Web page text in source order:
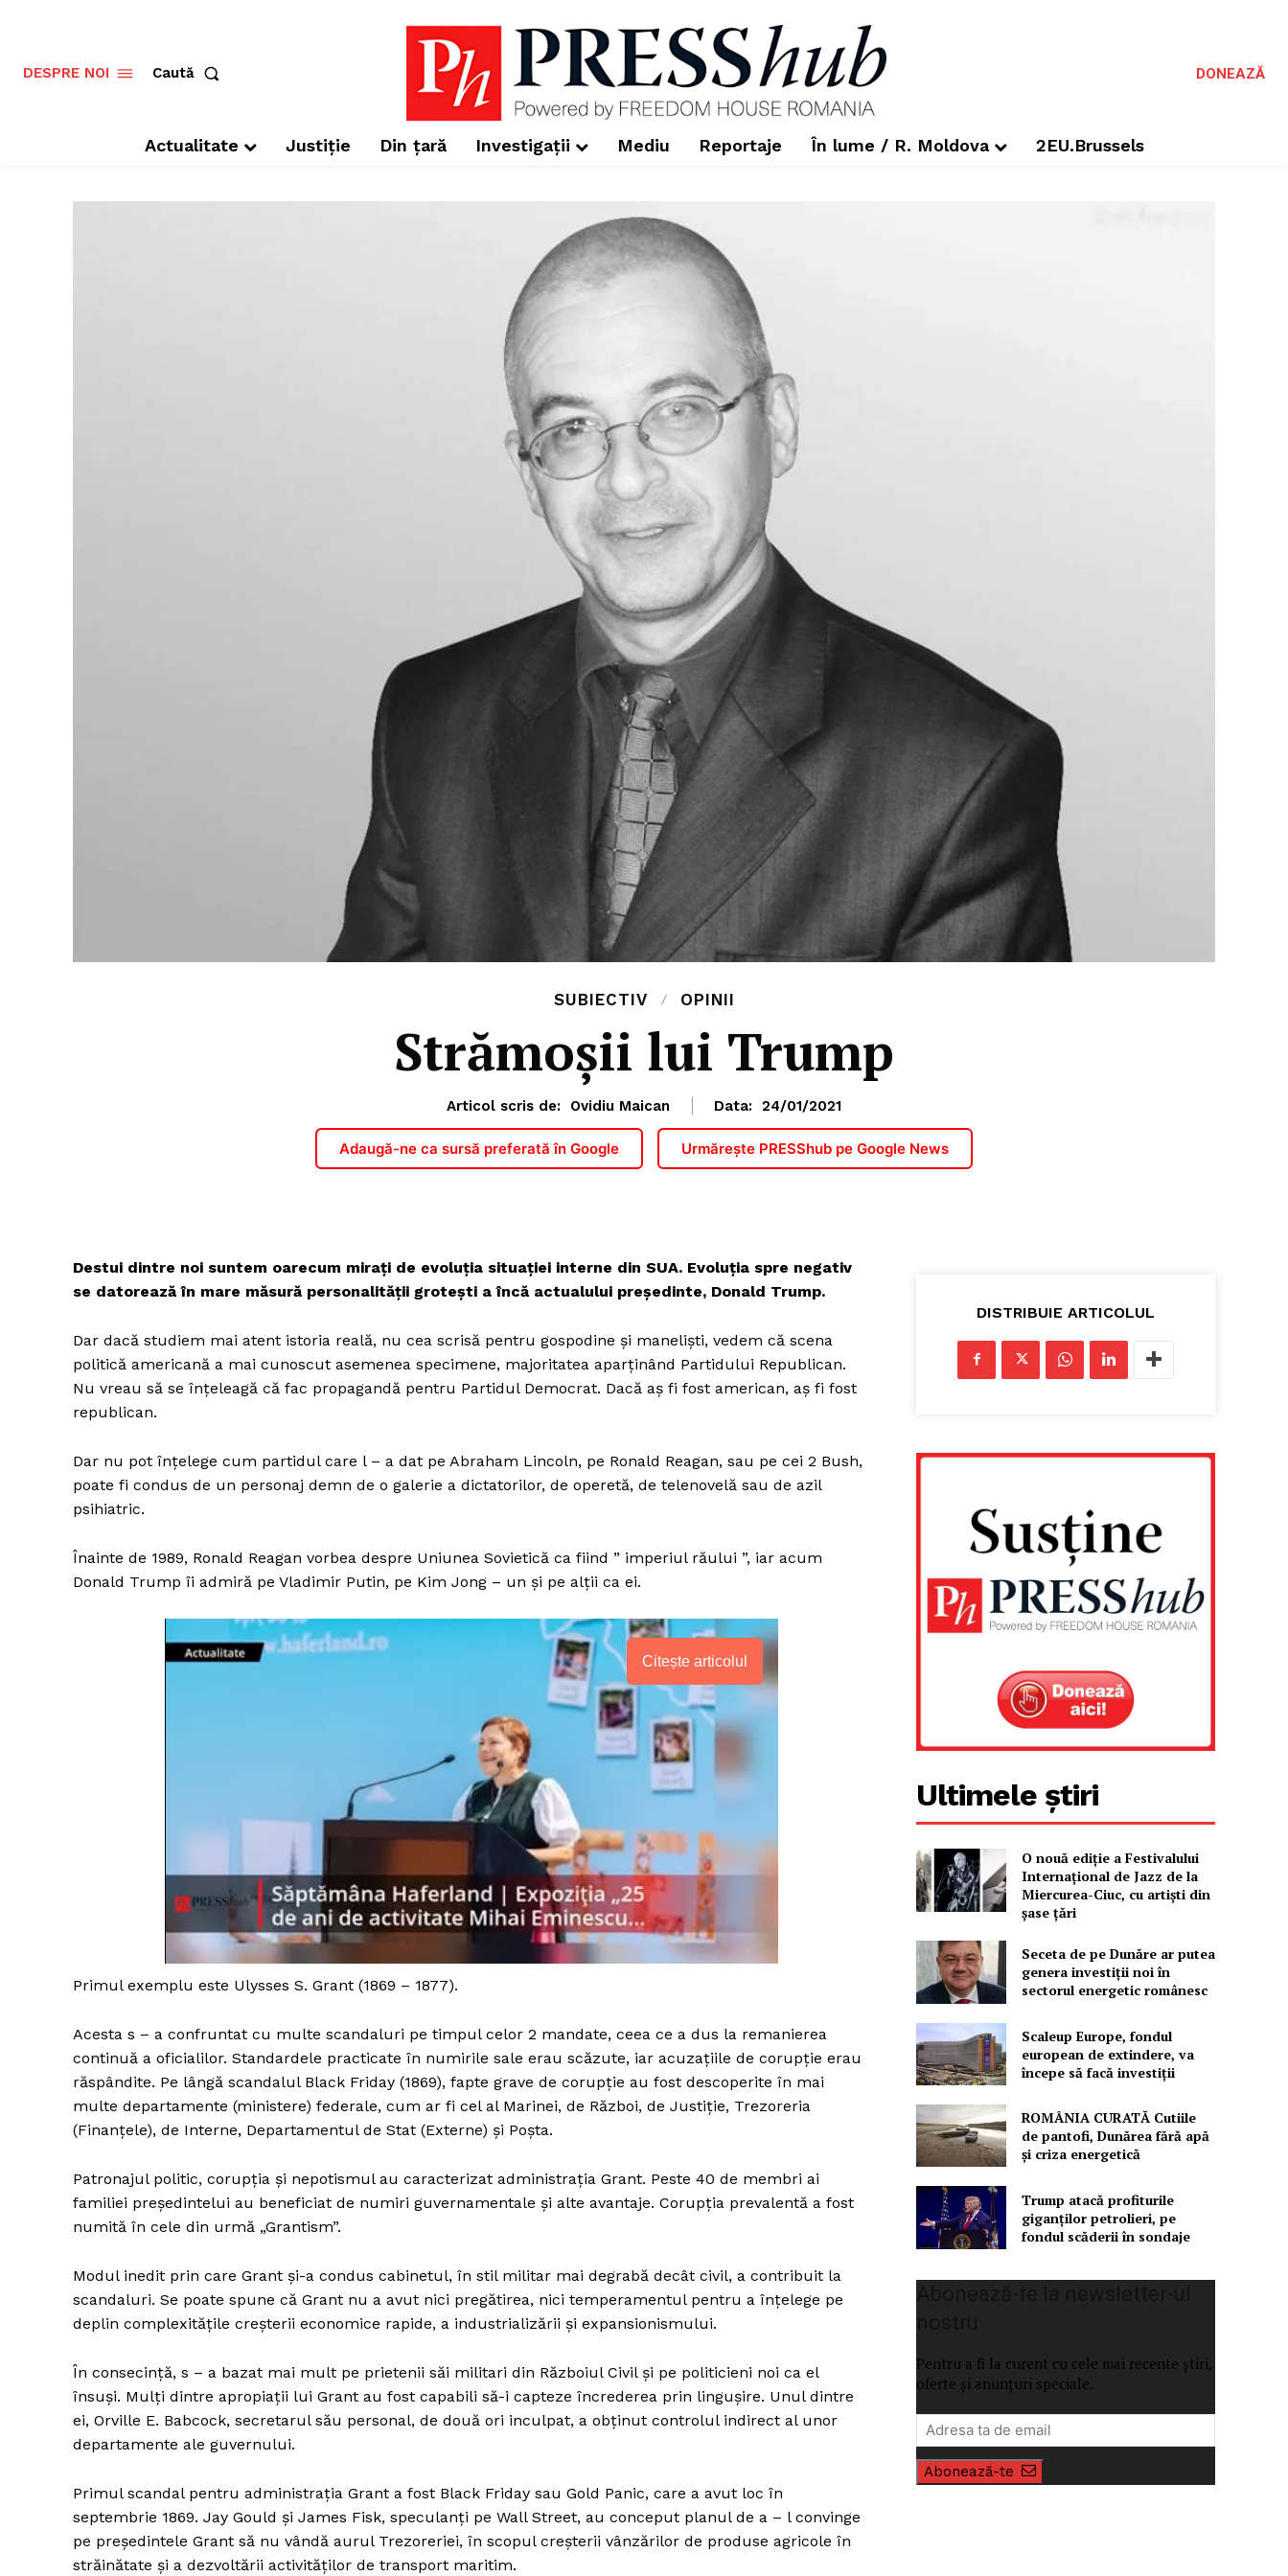
ROMÂNIA
PRESShub
Rețea
Contact
DESPRE NOI Caută DONEAZĂ
Actualitate Justiție Din țară Investigații Mediu Reportaje În lume / R. Moldova 2EU.Brussels
SUBIECTIV OPINII
Strămoșii lui Trump
Articol scris de: Ovidiu Maican Data: 24/01/2021
Adaugă-ne ca sursă preferată în Google Urmărește PRESShub pe Google News
Destui dintre noi suntem oarecum mirați de evoluția situației interne din SUA. Evoluția spre negativ
se datorează în mare măsură personalității grotești a încă actualului președinte, Donald Trump.
Dar dacă studiem mai atent istoria reală, nu cea scrisă pentru gospodine și maneliști, vedem că scena
politică americană a mai cunoscut asemenea specimene, majoritatea aparținând Partidului Republican.
Nu vreau să se înțeleagă că fac propagandă pentru Partidul Democrat. Dacă aș fi fost american, aș fi fost
republican.
Dar nu pot înțelege cum partidul care l – a dat pe Abraham Lincoln, pe Ronald Reagan, sau pe cei 2 Bush,
poate fi condus de un personaj demn de o galerie a dictatorilor, de operetă, de telenovelă sau de azil
psihiatric.
Înainte de 1989, Ronald Reagan vorbea despre Uniunea Sovietică ca fiind ” imperiul răului ”, iar acum
Donald Trump îi admiră pe Vladimir Putin, pe Kim Jong – un și pe alții ca ei.
Citește articolul
Primul exemplu este Ulysses S. Grant (1869 – 1877).
Acesta s – a confruntat cu multe scandaluri pe timpul celor 2 mandate, ceea ce a dus la remanierea
continuă a oficialilor. Standardele practicate în numirile sale erau scăzute, iar acuzațiile de corupție erau
răspândite. Pe lângă scandalul Black Friday (1869), fapte grave de corupție au fost descoperite în mai
multe departamente (ministere) federale, cum ar fi cel al Marinei, de Război, de Justiție, Trezoreria
(Finanțele), de Interne, Departamentul de Stat (Externe) și Poșta.
Patronajul politic, corupția și nepotismul au caracterizat administrația Grant. Peste 40 de membri ai
familiei președintelui au beneficiat de numiri guvernamentale și alte avantaje. Corupția prevalentă a fost
numită în cele din urmă „Grantism”.
Modul inedit prin care Grant și-a condus cabinetul, în stil militar mai degrabă decât civil, a contribuit la
scandaluri. Se poate spune că Grant nu a avut nici pregătirea, nici temperamentul pentru a înțelege pe
deplin complexitățile creșterii economice rapide, a industrializării și expansionismului.
În consecință, s – a bazat mai mult pe prietenii săi militari din Războiul Civil și pe politicieni noi ca el
însuși. Mulți dintre apropiații lui Grant au fost capabili să-i capteze încrederea prin lingușire. Unul dintre
ei, Orville E. Babcock, secretarul său personal, de două ori inculpat, a obținut controlul indirect al unor
departamente ale guvernului.
Primul scandal pentru administrația Grant a fost Black Friday sau Gold Panic, care a avut loc în
septembrie 1869. Jay Gould și James Fisk, speculanți pe Wall Street, au conceput planul de a – l convinge
pe președintele Grant să nu vândă aurul Trezoreriei, în scopul creșterii vânzărilor de produse agricole în
străinătate și a dezvoltării activităților de transport maritim.
DISTRIBUIE ARTICOLUL
Ultimele știri
O nouă ediţie a Festivalului
Internaţional de Jazz de la
Miercurea-Ciuc, cu artişti din
şase ţări
Seceta de pe Dunăre ar putea
genera investiții noi în
sectorul energetic românesc
Scaleup Europe, fondul
european de extindere, va
începe să facă investiții
ROMÂNIA CURATĂ Cutiile
de pantofi, Dunărea fără apă
și criza energetică
Trump atacă profiturile
giganților petrolieri, pe
fondul scăderii în sondaje
Pentru a fi la curent cu cele mai recente știri,
oferte și anunțuri speciale.
Abonează-te